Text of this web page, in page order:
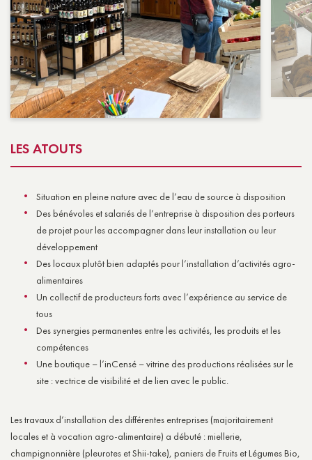
LES ATOUTS
Situation en pleine nature avec de l’eau de source à disposition
Des bénévoles et salariés de l’entreprise à disposition des porteurs
de projet pour les accompagner dans leur installation ou leur
développement
Des locaux plutôt bien adaptés pour l’installation d’activités agro-
alimentaires
Un collectif de producteurs forts avec l’expérience au service de
tous
Des synergies permanentes entre les activités, les produits et les
compétences
Une boutique – l’inCensé – vitrine des productions réalisées sur le
site : vectrice de visibilité et de lien avec le public.
Les travaux d’installation des différentes entreprises (majoritairement
locales et à vocation agro-alimentaire) a débuté : miellerie,
champignonnière (pleurotes et Shii-take), paniers de Fruits et Légumes Bio,